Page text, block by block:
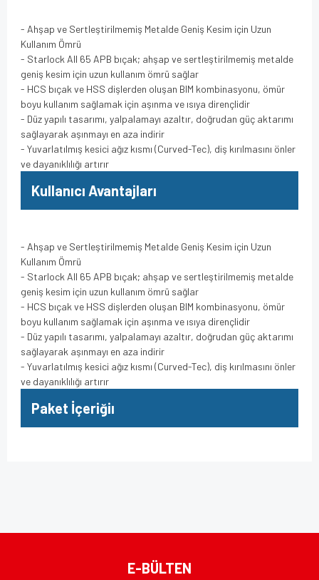
- Ahşap ve Sertleştirilmemiş Metalde Geniş Kesim için Uzun
Kullanım Ömrü
- Starlock All 65 APB bıçak; ahşap ve sertleştirilmemiş metalde
geniş kesim için uzun kullanım ömrü sağlar
- HCS bıçak ve HSS dişlerden oluşan BIM kombinasyonu, ömür
boyu kullanım sağlamak için aşınma ve ısıya dirençlidir
- Düz yapılı tasarımı, yalpalamayı azaltır, doğrudan güç aktarımı
sağlayarak aşınmayı en aza indirir
- Yuvarlatılmış kesici ağız kısmı (Curved-Tec), diş kırılmasını önler
ve dayanıklılığı artırır
Kullanıcı Avantajları
- Ahşap ve Sertleştirilmemiş Metalde Geniş Kesim için Uzun
Kullanım Ömrü
- Starlock All 65 APB bıçak; ahşap ve sertleştirilmemiş metalde
geniş kesim için uzun kullanım ömrü sağlar
- HCS bıçak ve HSS dişlerden oluşan BIM kombinasyonu, ömür
boyu kullanım sağlamak için aşınma ve ısıya dirençlidir
- Düz yapılı tasarımı, yalpalamayı azaltır, doğrudan güç aktarımı
sağlayarak aşınmayı en aza indirir
- Yuvarlatılmış kesici ağız kısmı (Curved-Tec), diş kırılmasını önler
ve dayanıklılığı artırır
Paket İçeriğiı
Ürün resmi kalitesiz, bozuk veya görüntülenemiyor.
E-BÜLTEN